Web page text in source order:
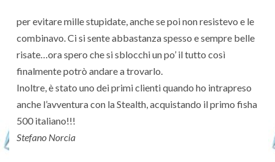
per evitare mille stupidate, anche se poi non resistevo e le
combinavo. Ci si sente abbastanza spesso e sempre belle
risate…ora spero che si sblocchi un po’ il tutto così
finalmente potrò andare a trovarlo.
Inoltre, è stato uno dei primi clienti quando ho intrapreso
anche l’avventura con la Stealth, acquistando il primo fisha
500 italiano!!!
Stefano Norcia